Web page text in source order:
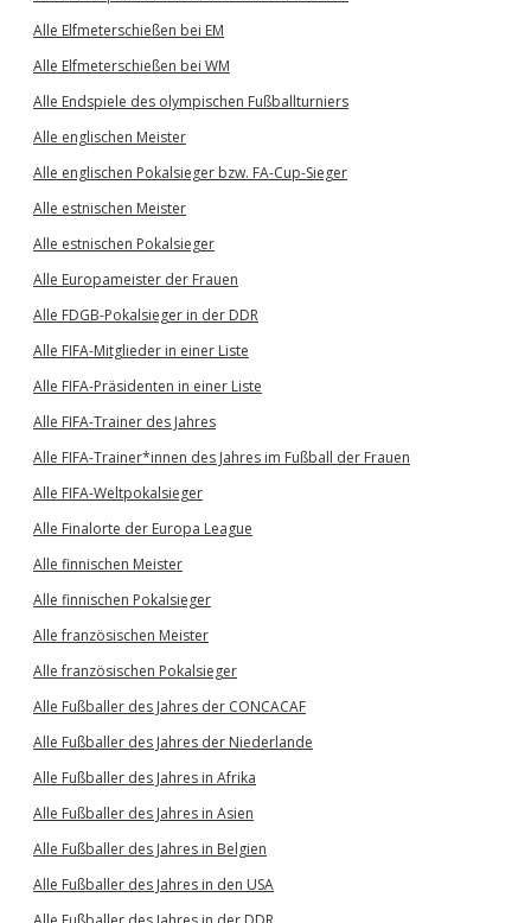
Alle Elfmeterschießen bei EM
Alle Elfmeterschießen bei WM
Alle Endspiele des olympischen Fußballturniers
Alle englischen Meister
Alle englischen Pokalsieger bzw. FA-Cup-Sieger
Alle estnischen Meister
Alle estnischen Pokalsieger
Alle Europameister der Frauen
Alle FDGB-Pokalsieger in der DDR
Alle FIFA-Mitglieder in einer Liste
Alle FIFA-Präsidenten in einer Liste
Alle FIFA-Trainer des Jahres
Alle FIFA-Trainer*innen des Jahres im Fußball der Frauen
Alle FIFA-Weltpokalsieger
Alle Finalorte der Europa League
Alle finnischen Meister
Alle finnischen Pokalsieger
Alle französischen Meister
Alle französischen Pokalsieger
Alle Fußballer des Jahres der CONCACAF
Alle Fußballer des Jahres der Niederlande
Alle Fußballer des Jahres in Afrika
Alle Fußballer des Jahres in Asien
Alle Fußballer des Jahres in Belgien
Alle Fußballer des Jahres in den USA